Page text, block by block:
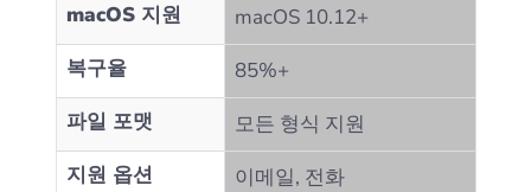
macOS 지원
macOS 10.12+
복구율
85%+
파일 포맷
모든 형식 지원
지원 옵션
이메일, 전화